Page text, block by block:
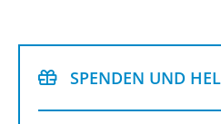
SPEN­DEN UND